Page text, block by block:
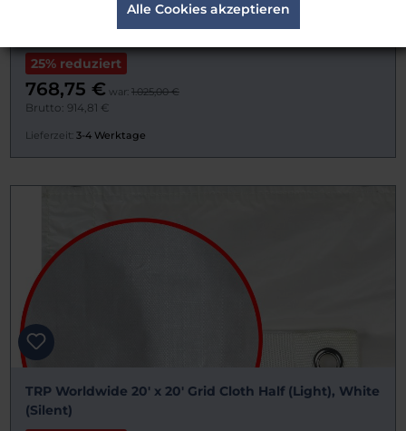
TRP Worldwide 20' x 20' Grid Cloth Full, White
25% reduziert
768,75 € war: 1.025,00 €
Brutto: 914,81 €
Lieferzeit: 3-4 Werktage
TRP Worldwide 20' x 20' Grid Cloth Half (Light), White
(Silent)
Alle Cookies akzeptieren